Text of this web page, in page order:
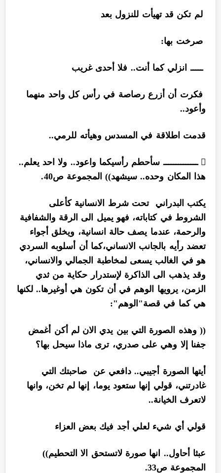
لم تكن قد تهيأت للنزول بعد
صرخت بها:
ـــــ انزلي كما أنت.. فلا أحدى غريب
فكرت أن أزرع رصاصة في رأس كل واحد منهما
وأعود..
قدمت اطلاقة في المسدس وهيأته للرمي..
 ــــــــــــــ سأحطم رأسيكما واعود.. ولا احد يعلم..
هذا المكان وحده.. سيشهد)) المجموعة ص40.
يكتب البدراني تحت شرط الانسانية كأعلى
الشروط في كتاباته، فهو يميل الى الرقة والشفافية
والرحمة، عندما يصف حالة انسانية، ويخلق أجواء
تعضد رأيه بالجانب الانساني،كما أن أسلوبه السردي
هو في الغالب يسعى لمخاطبة الجمالي والانساني،
وقد يذهب الى الذاكرة لإستدرار حكاية من ثدي
الزمن، يرويها الوهم في أن تكون هي أوغيرها.. لكنها
هي كما في قصة"الوهم":
(( وهذه الصورة التي بين يدي الان لم أكن أغمض
جفنا إلا وهي على صدري، ترى ماذا سيحل بها؟
أيتها الصورة أجيبي.. دافعي عن صاحبتك التي
غادرتني، قولي إنها ستعود يوما، إنها لم تخن، وانها
لاتعرف الخيانة..
قولي أي شيء لعلي أجد فيك بعض العزاء
عبثا أحاول.. انها صورة لاتستحق الا التحطيم))
المجموعة ص33.